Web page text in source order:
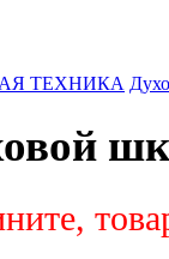
ТЕХНИКА